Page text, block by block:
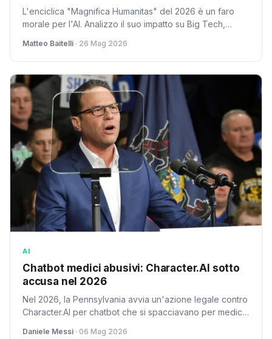
L'enciclica "Magnifica Humanitas" del 2026 è un faro
morale per l'AI. Analizzo il suo impatto su Big Tech,
Matteo Baitelli · 26 Mag 2026
AI
Chatbot medici abusivi: Character.AI sotto
accusa nel 2026
Nel 2026, la Pennsylvania avvia un'azione legale contro
Character.AI per chatbot che si spacciavano per medici
Daniele Messi · 06 Mag 2026